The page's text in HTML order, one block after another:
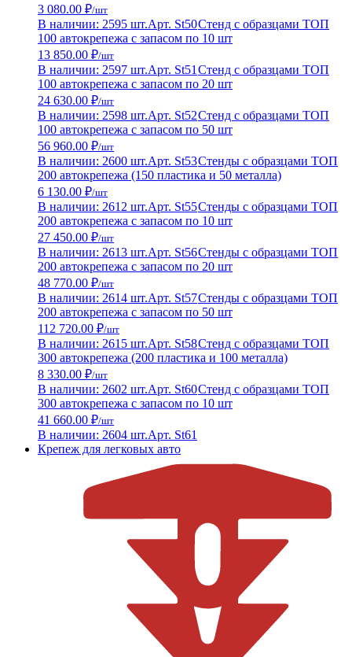
3 080.00 ₽/шт
В наличии: 2595 шт.Арт. St50Стенд с образцами ТОП
100 автокрепежа с запасом по 10 шт
13 850.00 ₽/шт
В наличии: 2597 шт.Арт. St51 Стенд с образцами ТОП
100 автокрепежа с запасом по 20 шт
24 630.00 ₽/шт
В наличии: 2598 шт.Арт. St52Стенд с образцами ТОП
100 автокрепежа с запасом по 50 шт
56 960.00 ₽/шт
В наличии: 2600 шт.Арт. St53Стенды с образцами ТОП
200 автокрепежа (150 пластика и 50 металла)
6 130.00 ₽/шт
В наличии: 2612 шт.Арт. St55Стенды с образцами ТОП
200 автокрепежа с запасом по 10 шт
27 450.00 ₽/шт
В наличии: 2613 шт.Арт. St56Стенды с образцами ТОП
200 автокрепежа с запасом по 20 шт
48 770.00 ₽/шт
В наличии: 2614 шт.Арт. St57Стенды с образцами ТОП
200 автокрепежа с запасом по 50 шт
112 720.00 ₽/шт
В наличии: 2615 шт.Арт. St58Стенд с образцами ТОП
300 автокрепежа (200 пластика и 100 металла)
8 330.00 ₽/шт
В наличии: 2602 шт.Арт. St60Стенд с образцами ТОП
300 автокрепежа с запасом по 10 шт
41 660.00 ₽/шт
В наличии: 2604 шт.Арт. St61
Крепеж для легковых авто